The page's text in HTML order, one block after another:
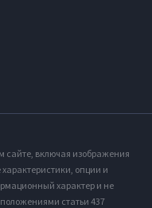
сайте, включая изображения
опции и
характер и не
статьи 437